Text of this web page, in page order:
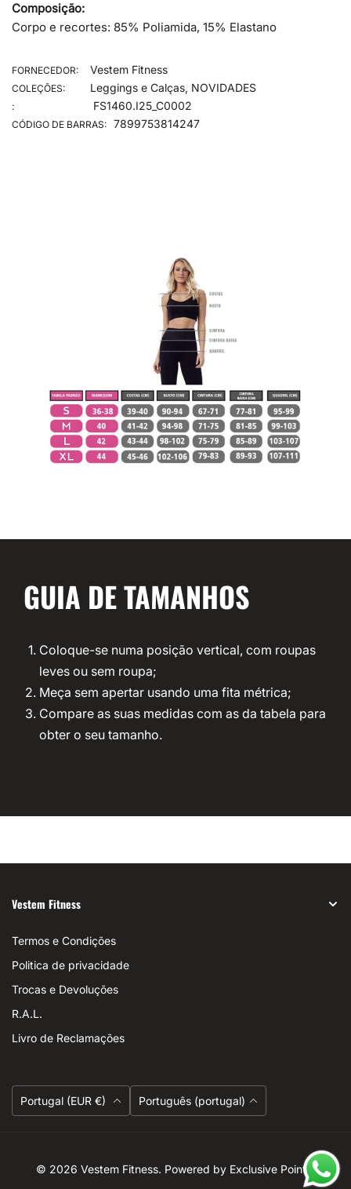
Composição:
Corpo e recortes: 85% Poliamida, 15% Elastano
FORNECEDOR: Vestem Fitness
COLEÇÕES: Leggings e Calças, NOVIDADES
: FS1460.I25_C0002
CÓDIGO DE BARRAS: 7899753814247
GUIA DE TAMANHOS
Coloque-se numa posição vertical, com roupas
leves ou sem roupa;
Meça sem apertar usando uma fita métrica;
Compare as suas medidas com as da tabela para
obter o seu tamanho.
Vestem Fitness
Termos e Condições
Politica de privacidade
Trocas e Devoluções
R.A.L.
Livro de Reclamações
Moeda
Portugal (EUR €)
Linguagem
Português (portugal)
© 2026 Vestem Fitness. Powered by Exclusive Points.